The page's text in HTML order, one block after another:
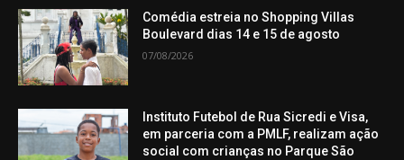
Comédia estreia no Shopping Villas
Boulevard dias 14 e 15 de agosto
07/08/2026
Instituto Futebol de Rua Sicredi e Visa,
em parceria com a PMLF, realizam ação
social com crianças no Parque São